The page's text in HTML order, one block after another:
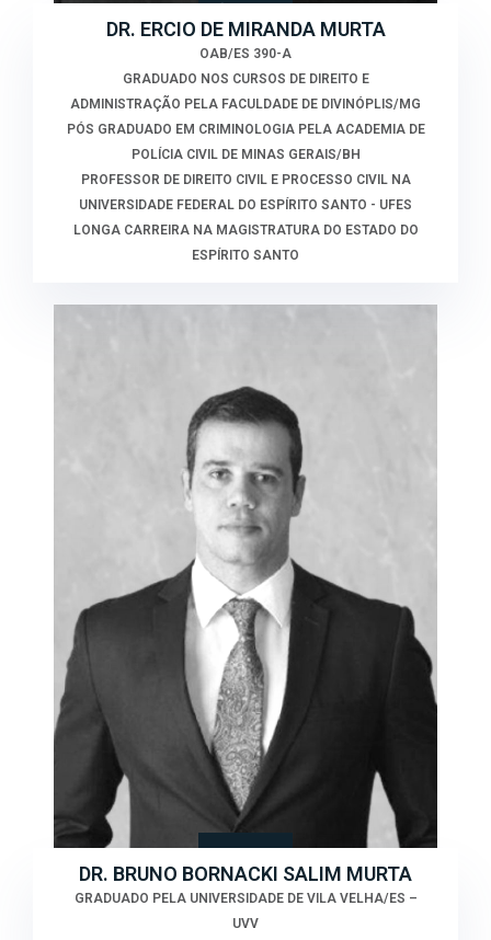
DR. ERCIO DE MIRANDA MURTA
OAB/ES 390-A
GRADUADO NOS CURSOS DE DIREITO E
ADMINISTRAÇÃO PELA FACULDADE DE DIVINÓPLIS/MG
PÓS GRADUADO EM CRIMINOLOGIA PELA ACADEMIA DE
POLÍCIA CIVIL DE MINAS GERAIS/BH
PROFESSOR DE DIREITO CIVIL E PROCESSO CIVIL NA
UNIVERSIDADE FEDERAL DO ESPÍRITO SANTO - UFES
LONGA CARREIRA NA MAGISTRATURA DO ESTADO DO
ESPÍRITO SANTO
DR. BRUNO BORNACKI SALIM MURTA
GRADUADO PELA UNIVERSIDADE DE VILA VELHA/ES –
UVV